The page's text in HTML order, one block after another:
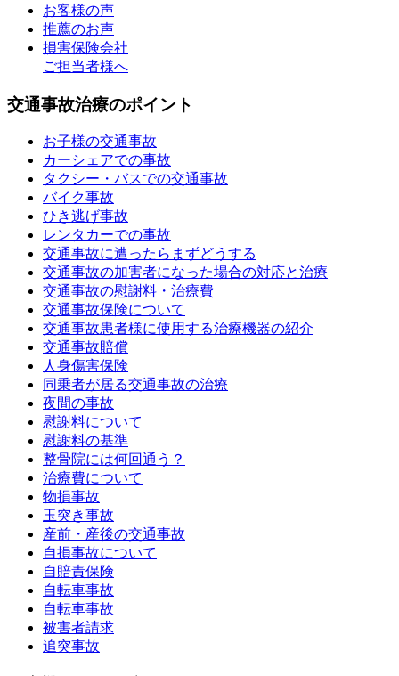
お客様の声
推薦のお声
損害保険会社
ご担当者様へ
交通事故治療のポイント
お子様の交通事故
カーシェアでの事故
タクシー・バスでの交通事故
バイク事故
ひき逃げ事故
レンタカーでの事故
交通事故に遭ったらまずどうする
交通事故の加害者になった場合の対応と治療
交通事故の慰謝料・治療費
交通事故保険について
交通事故患者様に使用する治療機器の紹介
交通事故賠償
人身傷害保険
同乗者が居る交通事故の治療
夜間の事故
慰謝料について
慰謝料の基準
整骨院には何回通う？
治療費について
物損事故
玉突き事故
産前・産後の交通事故
自損事故について
自賠責保険
自転車事故
自転車事故
被害者請求
追突事故